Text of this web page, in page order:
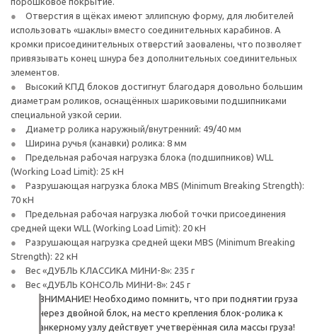
Отверстия в щёках имеют эллипсную форму, для любителей
использовать «шаклы» вместо соединительных карабинов. А
кромки присоединительных отверстий заовалены, что позволяет
привязывать конец шнура без дополнительных соединительных
элементов.
Высокий КПД блоков достигнут благодаря довольно большим
диаметрам роликов, оснащённых шариковыми подшипниками
специальной узкой серии.
Диаметр ролика наружный/внутренний: 49/40 мм
Ширина ручья (канавки) ролика: 8 мм
Предельная рабочая нагрузка блока (подшипников) WLL
(Working Load Limit): 25 кН
Разрушающая нагрузка блока MBS (Minimum Breaking Strength):
70 кН
Предельная рабочая нагрузка любой точки присоединения
средней щеки WLL (Working Load Limit): 20 кН
Разрушающая нагрузка средней щеки MBS (Minimum Breaking
Strength): 22 кН
Вес «ДУБЛЬ КЛАССИКА МИНИ-8»: 235 г
Вес «ДУБЛЬ КОНСОЛЬ МИНИ-8»: 245 г
ВНИМАНИЕ! Необходимо помнить, что при поднятии груза
через двойной блок, на место крепления блок-ролика к
анкерному узлу действует учетверённая сила массы груза!